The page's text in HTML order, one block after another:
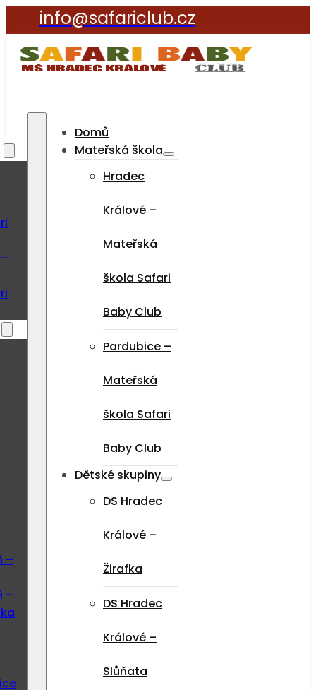
info@safariclub.cz
–
–
Domů
Mateřská škola
Hradec
Králové –
Mateřská
škola Safari
Baby Club
Pardubice –
Mateřská
škola Safari
Baby Club
Dětské skupiny
DS Hradec
Králové –
Žirafka
DS Hradec
Králové –
Slůňata